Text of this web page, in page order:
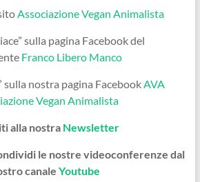
Associazione Vegan Animalista
sulla pagina Facebook del
Franco Libero Manco
sulla nostra pagina FacebookAVA
Vegan Animalista
alla nostra Newsletter
le nostre videoconferenze dal
canaleYoutube